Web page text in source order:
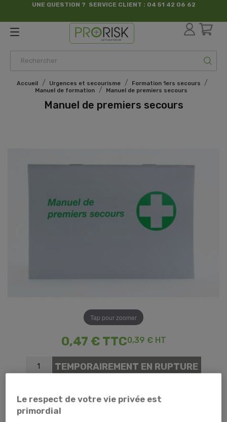
UNE QUESTION ? SERVICE CLIENT : 04 51 42 06 62
par France Sécurité
Accueil Urgences et secourisme
Formation 1ers secours
Manuel de formation
Manuel de premiers secours
Manuel de premiers secours
Tap pour zoomer
0,47 € TTC0,39 € HT
TEMPORAIREMENT EN RUPTURE
Le respect de votre vie privée est
primordial